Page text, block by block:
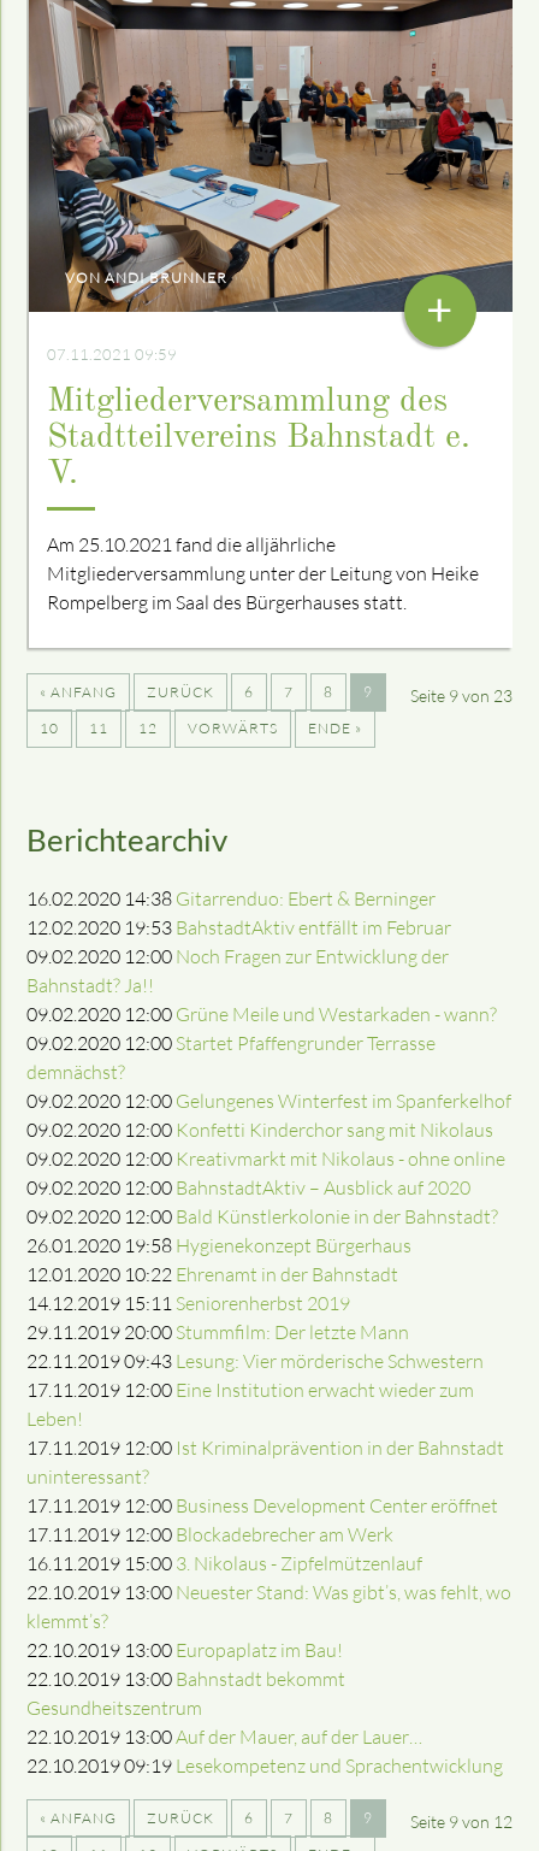
VON ANDI BRUNNER
07.11.2021 09:59
Mitgliederversammlung des
Stadtteilvereins Bahnstadt e.
V.
Am 25.10.2021 fand die alljährliche
Mitgliederversammlung unter der Leitung von Heike
Rompelberg im Saal des Bürgerhauses statt.
+
Seite 9 von 23
« ANFANG ZURÜCK 6 7 8
9
10
11 12 VORWÄRTS ENDE »
Berichtearchiv
16.02.2020 14:38 Gitarrenduo: Ebert & Berninger
12.02.2020 19:53 BahstadtAktiv entfällt im Februar
09.02.2020 12:00 Noch Fragen zur Entwicklung der
Bahnstadt? Ja!!
09.02.2020 12:00 Grüne Meile und Westarkaden - wann?
09.02.2020 12:00 Startet Pfaffengrunder Terrasse
demnächst?
09.02.2020 12:00 Gelungenes Winterfest im Spanferkelhof
09.02.2020 12:00 Konfetti Kinderchor sang mit Nikolaus
09.02.2020 12:00 Kreativmarkt mit Nikolaus - ohne online
09.02.2020 12:00 BahnstadtAktiv – Ausblick auf 2020
09.02.2020 12:00 Bald Künstlerkolonie in der Bahnstadt?
26.01.2020 19:58 Hygienekonzept Bürgerhaus
12.01.2020 10:22 Ehrenamt in der Bahnstadt
14.12.2019 15:11 Seniorenherbst 2019
29.11.2019 20:00 Stummfilm: Der letzte Mann
22.11.2019 09:43 Lesung: Vier mörderische Schwestern
17.11.2019 12:00 Eine Institution erwacht wieder zum
Leben!
17.11.2019 12:00 Ist Kriminalprävention in der Bahnstadt
uninteressant?
17.11.2019 12:00 Business Development Center eröffnet
17.11.2019 12:00 Blockade­brecher am Werk
16.11.2019 15:00 3. Nikolaus - Zipfelmützenlauf
22.10.2019 13:00 Neuester Stand: Was gibt’s, was fehlt, wo
klemmt’s?
22.10.2019 13:00 Europaplatz im Bau!
22.10.2019 13:00 Bahnstadt bekommt
Gesundheitszentrum
22.10.2019 13:00Auf der Mauer, auf der Lauer…
22.10.2019 09:19 Lesekompetenz und Sprachentwicklung
Seite 9 von 12
« ANFANG ZURÜCK 6 7 8
9